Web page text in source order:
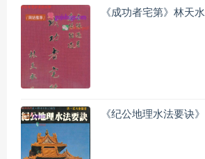
《成功者宅第》林天水
《纪公地理水法要诀》